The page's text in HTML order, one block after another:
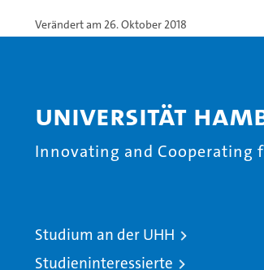
Verändert am 26. Oktober 2018
Universität
Innovating and Cooperating
Studium an der UHH
Studieninteressierte